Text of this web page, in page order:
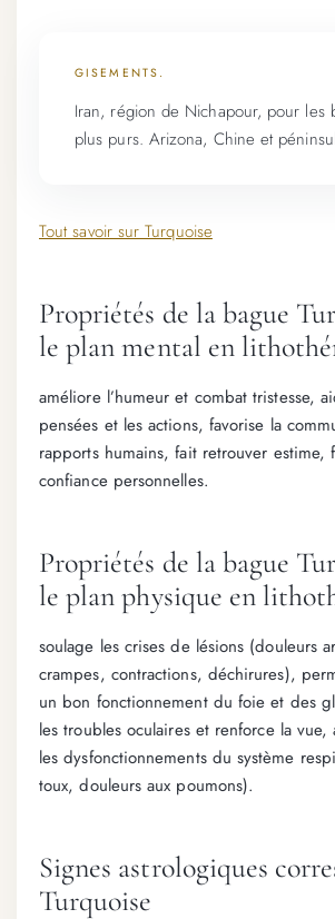
GISEMENTS.
Iran, région de Nichapour, pour les
plus purs. Arizona, Chine et
Tout savoir sur Turquoise
Propriétés de la bague
le plan mental en
améliore l’humeur et combat tristesse,
pensées et les actions, favorise la
rapports humains, fait retrouver estime,
confiance personnelles.
Propriétés de la bague
le plan physique en
soulage les crises de lésions (douleurs
crampes, contractions, déchirures),
un bon fonctionnement du foie et des
les troubles oculaires et renforce la vue,
les dysfonctionnements du système
toux, douleurs aux poumons).
Signes astrologiques
Turquoise